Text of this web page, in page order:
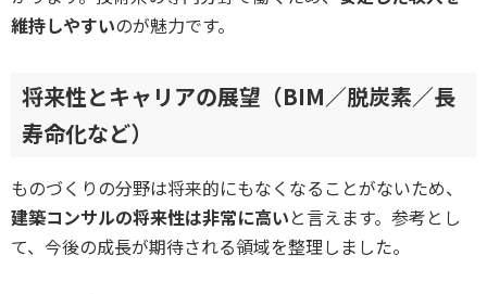
維持しやすいのが魅力です。
将来性とキャリアの展望（BIM／脱炭素／長
寿命化など）
ものづくりの分野は将来的にもなくなることがないため、
建築コンサルの将来性は非常に高いと言えます。参考とし
て、今後の成長が期待される領域を整理しました。